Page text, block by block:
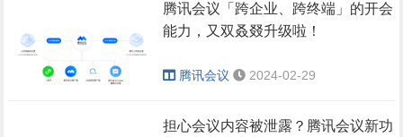
腾讯会议「跨企业、跨终端」的开会
能力，又双叒叕升级啦！
腾讯会议 2024-02-29
担心会议内容被泄露？腾讯会议新功